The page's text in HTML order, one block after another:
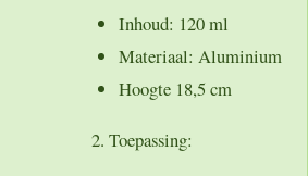
Inhoud: 120 ml
Materiaal: Aluminium
Hoogte 18,5 cm
2. Toepassing: